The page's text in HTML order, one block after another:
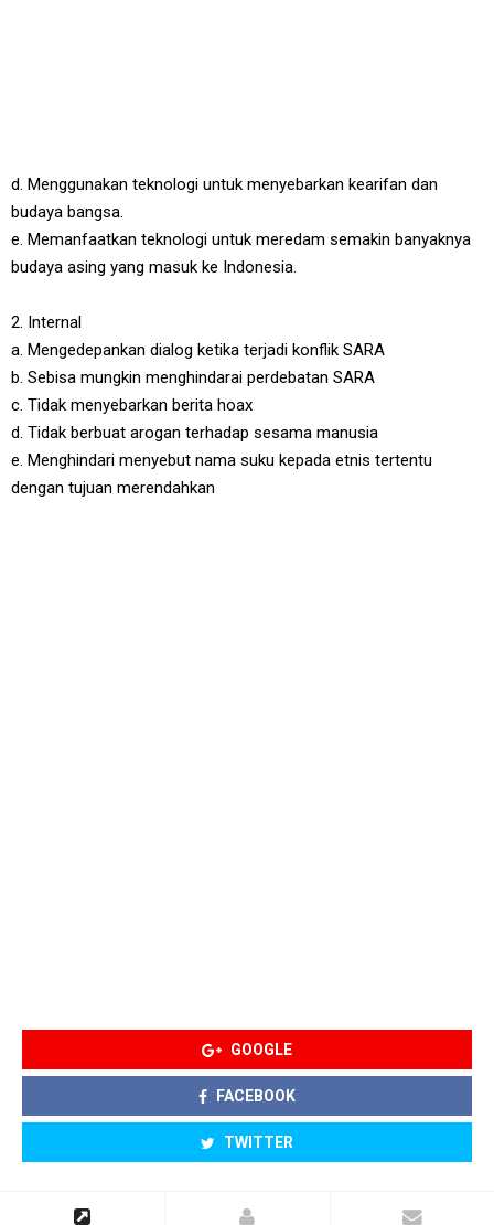
d. Menggunakan teknologi untuk menyebarkan kearifan dan
budaya bangsa.
e. Memanfaatkan teknologi untuk meredam semakin banyaknya
budaya asing yang masuk ke Indonesia.
2. Internal
a. Mengedepankan dialog ketika terjadi konflik SARA
b. Sebisa mungkin menghindarai perdebatan SARA
c. Tidak menyebarkan berita hoax
d. Tidak berbuat arogan terhadap sesama manusia
e. Menghindari menyebut nama suku kepada etnis tertentu
dengan tujuan merendahkan
GOOGLE
FACEBOOK
TWITTER